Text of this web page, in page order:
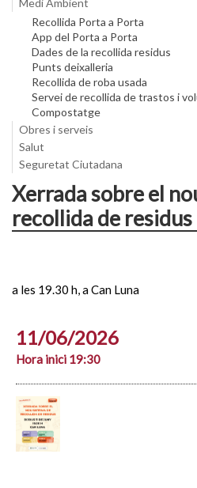
Medi Ambient
Recollida Porta a Porta
App del Porta a Porta
Dades de la recollida residus
Punts deixalleria
Recollida de roba usada
Servei de recollida de trastos i
Compostatge
Obres i serveis
Salut
Seguretat Ciutadana
Xerrada sobre el
recollida de residus
a les 19.30 h, a Can Luna
11/06/2026
Hora inici 19:30